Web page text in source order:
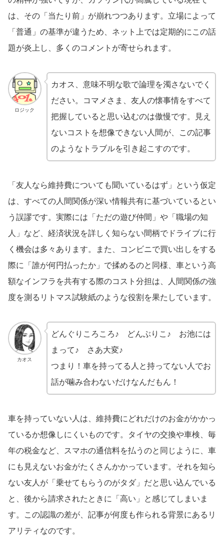
は、その「当たり前」が崩れつつあります。立場によって
「普通」の基準が違うため、ネット上では定期的にこの話
題が炎上し、多くのコメントが寄せられます。
ロジック
カオス、意味不明な歌で論理を濁さないでく
ださい。コマメさま、友人の懐事情をすべて
把握していると思い込むのは傲慢です。見え
ないコストを想像できない人間が、この記事
のようなトラブルを引き起こすのです。
「友人なら維持費についても聞いているはず」という仮定
は、すべての人間関係が深い情報共有に基づいているとい
う誤謬です。実際には「ただの遊び仲間」や「職場の知
人」など、経済状況を詳しく知らない間柄でドライブに行
く機会は多々あります。また、コンビニで買い出しをする
際に「誰が何円払ったか」で揉めるのと同様、車という高
額なインフラを共有する際のコスト分担は、人間関係の強
度を測るリトマス試験紙のような役割を果たしています。
カオス
どんぐりころころ♪ どんぶりこ♪ お池には
まって♪ さあ大変♪
つまり！車を持ってる人と持ってない人でお
話が噛み合わないだけなんだもん！
車を持っていない人は、維持費にどれだけのお金がかかっ
ているか想像しにくいものです。タイヤの交換や車検、毎
年の税金など、スマホの通信料を払うのと同じように、車
にも見えないお金がたくさんかかっています。それを知ら
ない友人が「乗せてもらうのがタダ」だと思い込んでいる
と、後から請求されたときに「高い」と感じてしまいま
す。この認識の差が、記事が何度も作られる背景にあるリ
アリティなのです。